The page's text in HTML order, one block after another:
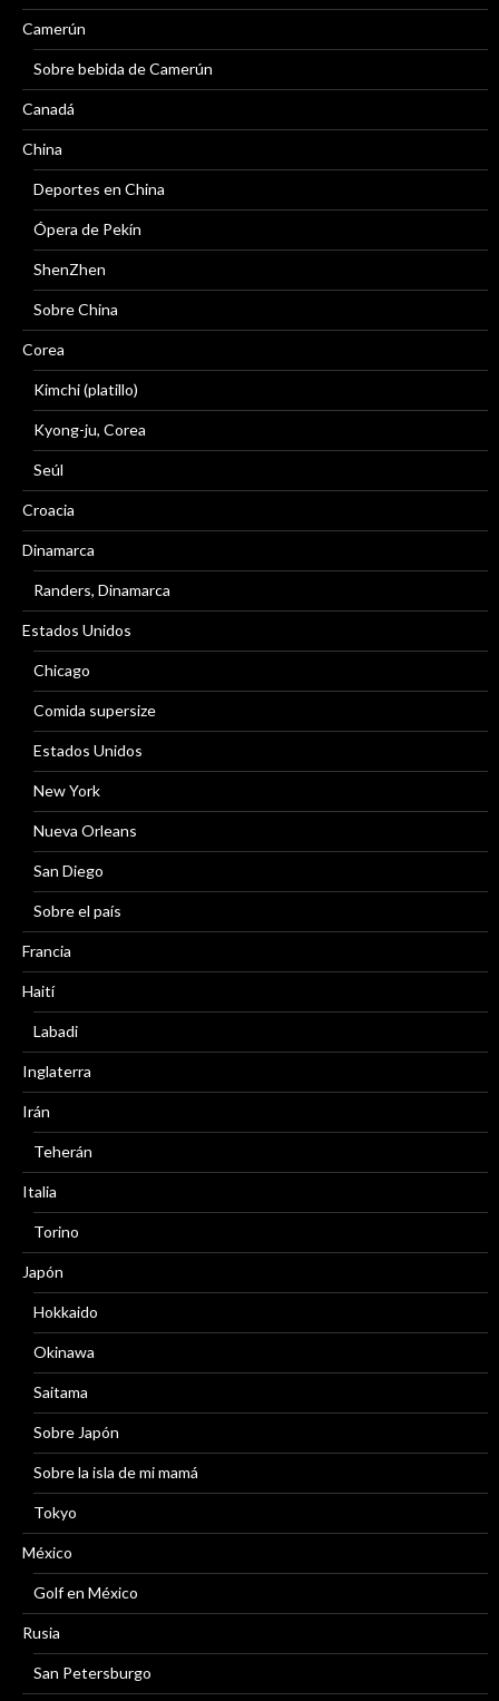
Camerún
Sobre bebida de Camerún
Canadá
China
Deportes en China
Ópera de Pekín
ShenZhen
Sobre China
Corea
Kimchi (platillo)
Kyong-ju, Corea
Seúl
Croacia
Dinamarca
Randers, Dinamarca
Estados Unidos
Chicago
Comida supersize
Estados Unidos
New York
Nueva Orleans
San Diego
Sobre el país
Francia
Haití
Labadi
Inglaterra
Irán
Teherán
Italia
Torino
Japón
Hokkaido
Okinawa
Saitama
Sobre Japón
Sobre la isla de mi mamá
Tokyo
México
Golf en México
Rusia
San Petersburgo